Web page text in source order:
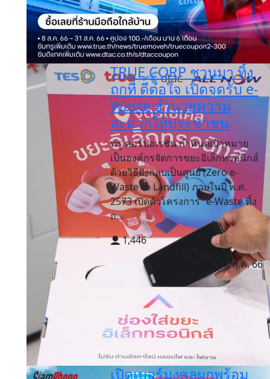
TRUE CORP ชวนมา ทิ้ง
ถูกที่ ดีต่อใจ เปิดจุดรับ e-
Waste อำนวยความ
สะดวกให้ประชาชน
ทรู คอร์ปอเรชั่น กำหนดเป้าหมาย
เป็นองค์กรจัดการขยะอิเล็กทรอนิกส์
ด้วยวิธีฝังกลบเป็นศูนย์ (Zero e-
Waste to Landfill) ภายในปี พ.ศ.
2573 เปิดตัวโครงการ “e-Waste ทิ้ง
ถ...
1,446
3 ก.ค. 66
เปิดเบอร์มงคลผูกพร้อม